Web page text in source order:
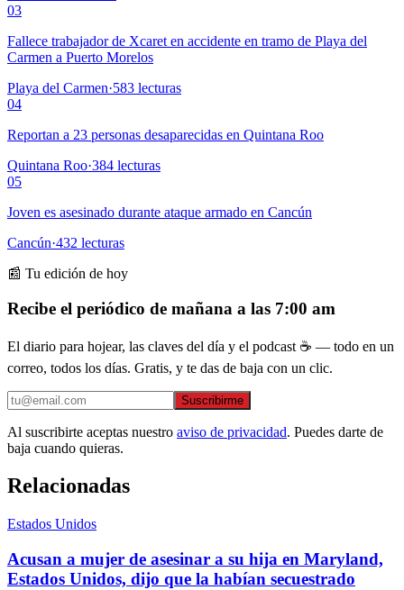
03
Fallece trabajador de Xcaret en accidente en tramo de Playa del
Carmen a Puerto Morelos
Playa del Carmen·583 lecturas
04
Reportan a 23 personas desaparecidas en Quintana Roo
Quintana Roo·384 lecturas
05
Joven es asesinado durante ataque armado en Cancún
Cancún·432 lecturas
📰 Tu edición de hoy
Recibe el periódico de mañana a las 7:00 am
El diario para hojear, las claves del día y el podcast ☕ — todo en un
correo, todos los días. Gratis, y te das de baja con un clic.
Suscribirme
Al suscribirte aceptas nuestro aviso de privacidad. Puedes darte de
baja cuando quieras.
Relacionadas
Estados Unidos
Acusan a mujer de asesinar a su hija en Maryland,
Estados Unidos, dijo que la habían secuestrado